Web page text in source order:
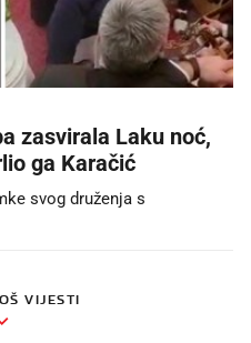
zasvirala Laku noć,
ga Karačić
svog druženja s
VIJESTI